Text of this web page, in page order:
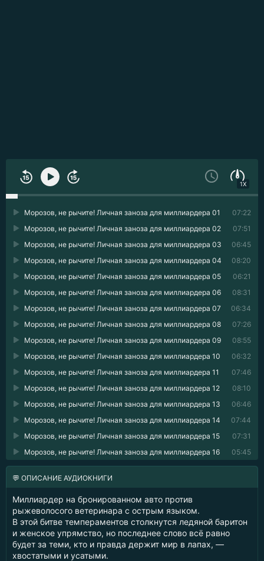
1X
07:22
Морозов, не рычите! Личная заноза для миллиардера 01
07:51
Морозов, не рычите! Личная заноза для миллиардера 02
06:45
Морозов, не рычите! Личная заноза для миллиардера 03
08:20
Морозов, не рычите! Личная заноза для миллиардера 04
06:21
Морозов, не рычите! Личная заноза для миллиардера 05
08:31
Морозов, не рычите! Личная заноза для миллиардера 06
06:34
Морозов, не рычите! Личная заноза для миллиардера 07
07:26
Морозов, не рычите! Личная заноза для миллиардера 08
08:55
Морозов, не рычите! Личная заноза для миллиардера 09
06:32
Морозов, не рычите! Личная заноза для миллиардера 10
07:46
Морозов, не рычите! Личная заноза для миллиардера 11
08:10
Морозов, не рычите! Личная заноза для миллиардера 12
06:46
Морозов, не рычите! Личная заноза для миллиардера 13
07:44
Морозов, не рычите! Личная заноза для миллиардера 14
07:31
Морозов, не рычите! Личная заноза для миллиардера 15
05:45
Морозов, не рычите! Личная заноза для миллиардера 16
💬 ОПИСАНИЕ АУДИОКНИГИ
Миллиардер на бронированном авто против
рыжеволосого ветеринара с острым языком.
В этой битве темпераментов столкнутся ледяной баритон
и женское упрямство, но последнее слово всё равно
будет за теми, кто и правда держит мир в лапах, —
хвостатыми и усатыми.